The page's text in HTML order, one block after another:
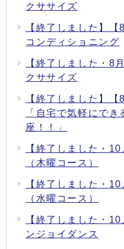
クササイズ
【終了しました】
コンディショニング
【終了しました・8
クササイズ
【終了しました】
「自宅で気軽にで
座！！」
【終了しました・
（木曜コース）
【終了しました・
（水曜コース）
【終了しました・
ンジョイダンス